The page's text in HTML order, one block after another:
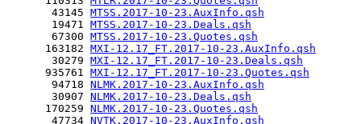
       43145
MTSS.2017-10-23.AuxInfo.qsh
       19471
MTSS.2017-10-23.Deals.qsh
       67300
MTSS.2017-10-23.Quotes.qsh
      163182
MXI-12.17_FT.2017-10-23.AuxInfo.qsh
       30279
MXI-12.17_FT.2017-10-23.Deals.qsh
      935761
MXI-12.17_FT.2017-10-23.Quotes.qsh
       94718
NLMK.2017-10-23.AuxInfo.qsh
       30907
NLMK.2017-10-23.Deals.qsh
      170259
NLMK.2017-10-23.Quotes.qsh
       47734
NVTK.2017-10-23.AuxInfo.qsh